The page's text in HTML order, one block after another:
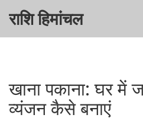
राशि हिमांचल
खाना पकाना: घर में
व्यंजन कैसे बनाएं